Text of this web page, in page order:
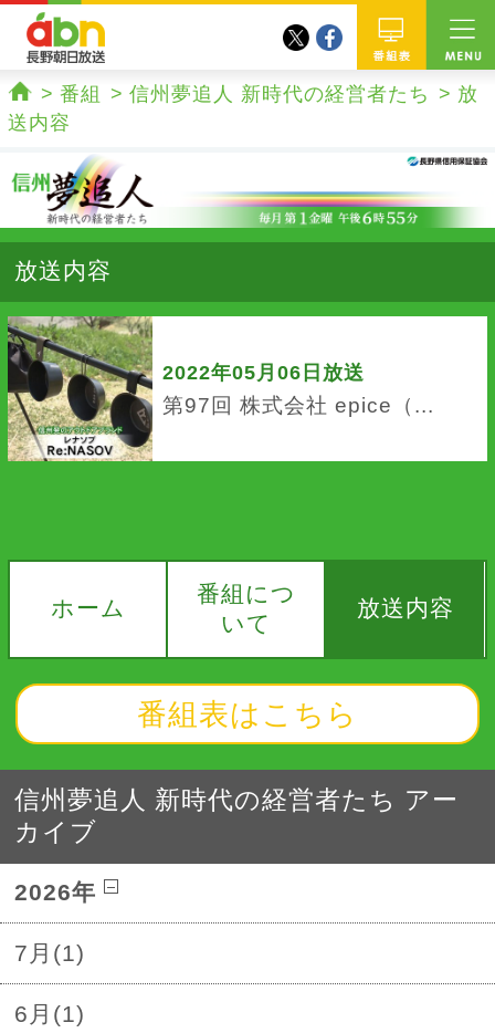
番組
twitterfacebook
ホーム
番組 信州夢追人 新時代の経営者たち
放
送内容
放送内容
2022年05月06日放送
第97回 株式会社 epice（...
ホーム
番組につ
いて
放送内容
番組表はこちら
信州夢追人 新時代の経営者たち アー
カイブ
2026年
7月(1)
6月(1)